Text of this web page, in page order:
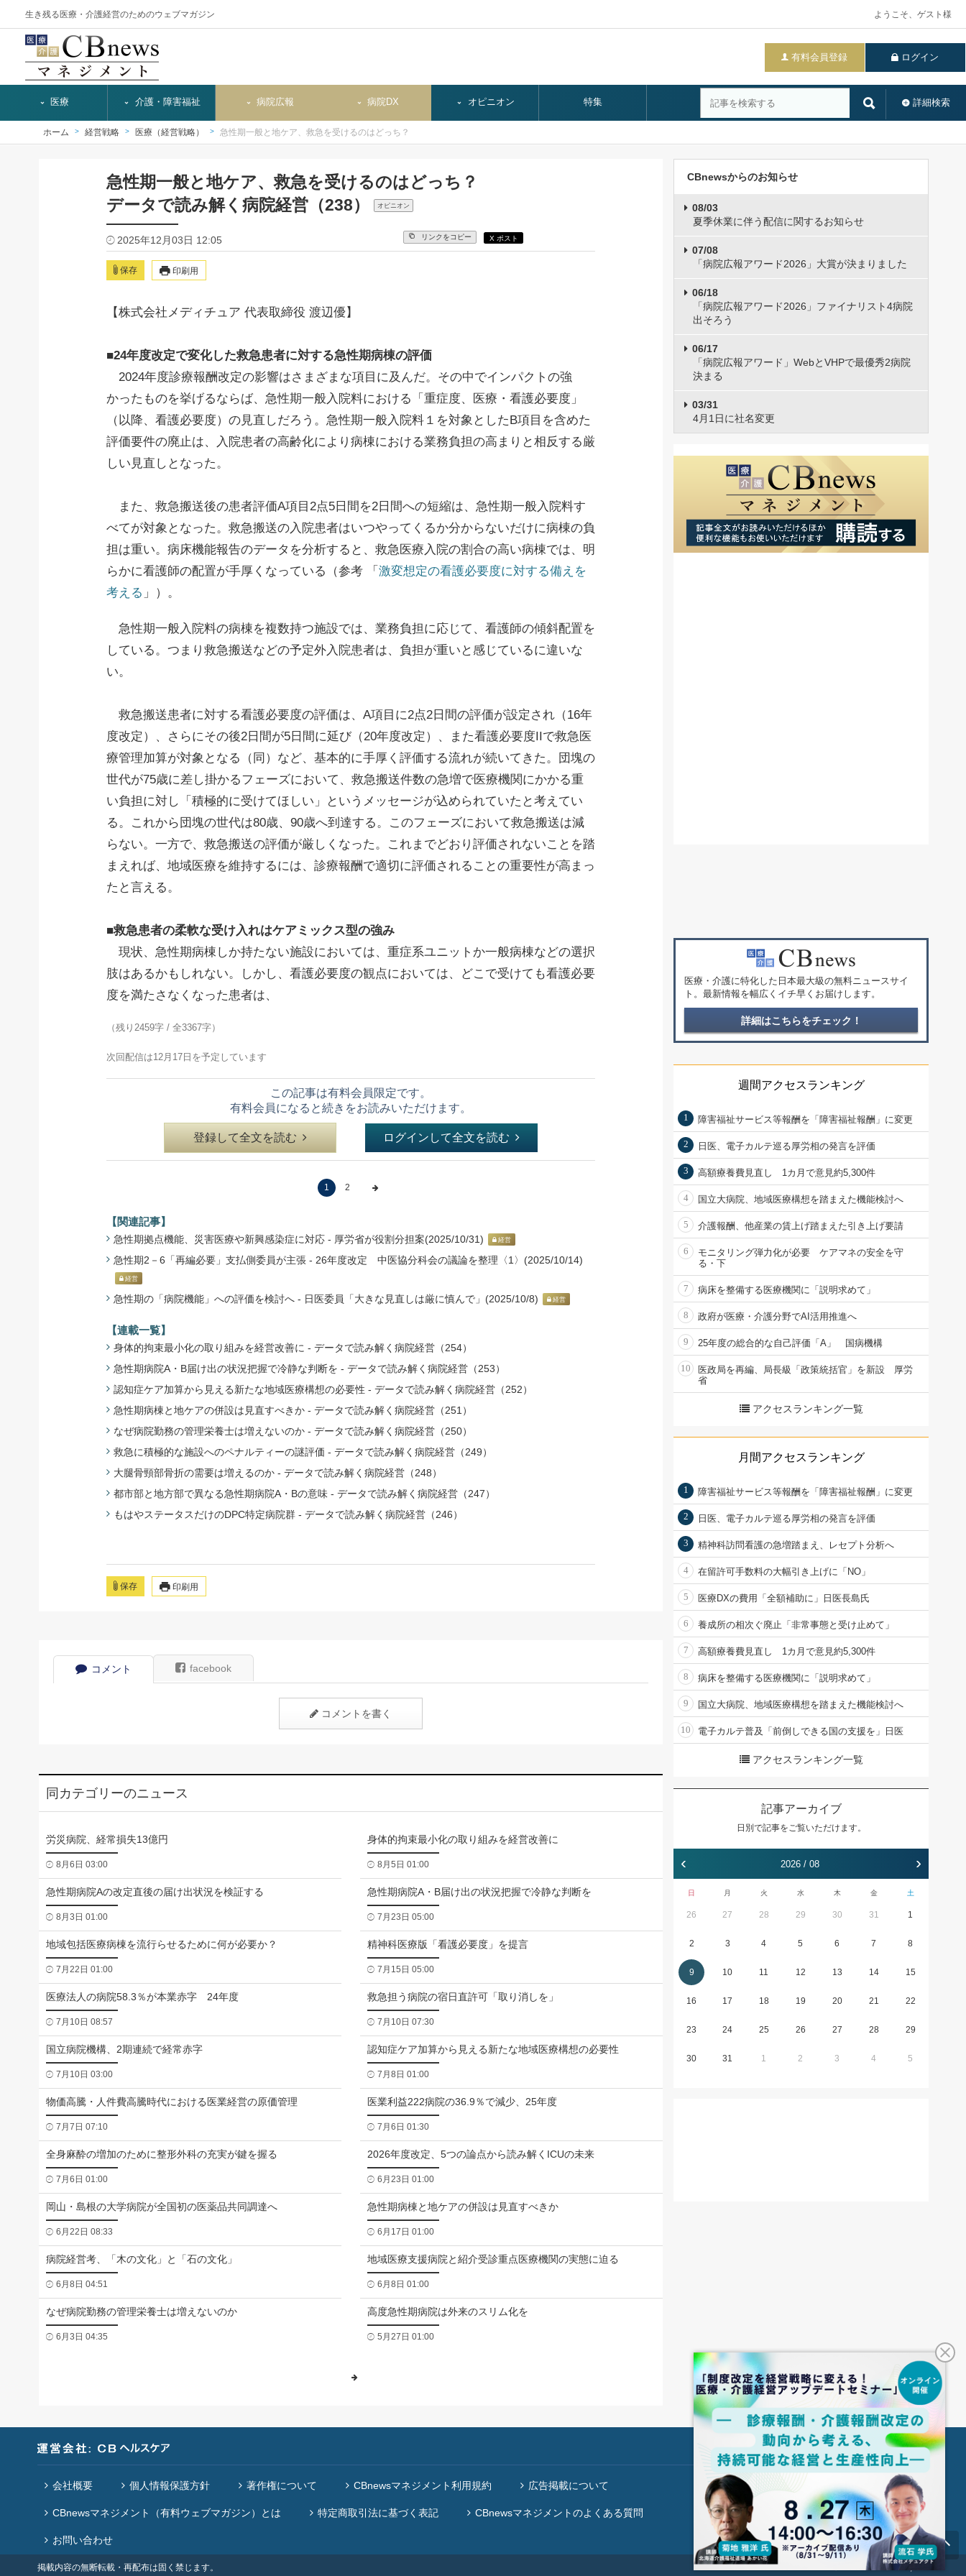
生き残る医療・介護経営のためのウェブマガジン ようこそ、ゲスト様
有料会員登録 ログイン
詳細検索
医療 介護・障害福祉 病院広報 病院DX オピニオン 特集
ホーム 経営戦略 医療（経営戦略） 急性期一般と地ケア、救急を受けるのはどっち？
急性期一般と地ケア、救急を受けるのはどっち？
データで読み解く病院経営（238）
オピニオン
2025年12月03日 12:05 リンクをコピー X ポスト
保存 印刷用
【株式会社メディチュア 代表取締役 渡辺優】
■24年度改定で変化した救急患者に対する急性期病棟の評価
2024年度診療報酬改定の影響はさまざまな項目に及んだ。その中でインパクトの強
かったものを挙げるならば、急性期一般入院料における「重症度、医療・看護必要度」
（以降、看護必要度）の見直しだろう。急性期一般入院料１を対象としたB項目を含めた
評価要件の廃止は、入院患者の高齢化により病棟における業務負担の高まりと相反する厳
しい見直しとなった。
また、救急搬送後の患者評価A項目2点5日間を2日間への短縮は、急性期一般入院料す
べてが対象となった。救急搬送の入院患者はいつやってくるか分からないだけに病棟の負
担は重い。病床機能報告のデータを分析すると、救急医療入院の割合の高い病棟では、明
らかに看護師の配置が手厚くなっている（参考 「 激変想定の看護必要度に対する備えを
考える 」） 。
急性期一般入院料の病棟を複数持つ施設では、業務負担に応じて、看護師の傾斜配置を
している。つまり救急搬送などの予定外入院患者は、負担が重いと感じているに違いな
い。
救急搬送患者に対する看護必要度の評価は、A項目に2点2日間の評価が設定され（16年
度改定）、さらにその後2日間が5日間に延び（20年度改定）、また看護必要度IIで救急医
療管理加算が対象となる（同）など、基本的に手厚く評価する流れが続いてきた。団塊の
世代が75歳に差し掛かるフェーズにおいて、救急搬送件数の急増で医療機関にかかる重
い負担に対し「積極的に受けてほしい」というメッセージが込められていたと考えてい
る。これから団塊の世代は80歳、90歳へ到達する。このフェーズにおいて救急搬送は減
らない。一方で、救急搬送の評価が厳しくなった。これまでどおり評価されないことを踏
まえれば、地域医療を維持するには、診療報酬で適切に評価されることの重要性が高まっ
たと言える。
■救急患者の柔軟な受け入れはケアミックス型の強み
現状、急性期病棟しか持たない施設においては、重症系ユニットか一般病棟などの選択
肢はあるかもしれない。しかし、看護必要度の観点においては、どこで受けても看護必要
度を満たさなくなった患者は、
（残り2459字 / 全3367字）
次回配信は12月17日を予定しています
この記事は有料会員限定です。
有料会員になると続きをお読みいただけます。
登録して全文を読む ログインして全文を読む
1 2
【関連記事】
急性期拠点機能、災害医療や新興感染症に対応 - 厚労省が役割分担案(2025/10/31) 経営
急性期2－6「再編必要」支払側委員が主張 - 26年度改定 中医協分科会の議論を整理〈1〉(2025/10/14)
経営
急性期の「病院機能」への評価を検討へ - 日医委員「大きな見直しは厳に慎んで」(2025/10/8) 経営
【連載一覧】
身体的拘束最小化の取り組みを経営改善に - データで読み解く病院経営（254）
急性期病院A・B届け出の状況把握で冷静な判断を - データで読み解く病院経営（253）
認知症ケア加算から見える新たな地域医療構想の必要性 - データで読み解く病院経営（252）
急性期病棟と地ケアの併設は見直すべきか - データで読み解く病院経営（251）
なぜ病院勤務の管理栄養士は増えないのか - データで読み解く病院経営（250）
救急に積極的な施設へのペナルティーの謎評価 - データで読み解く病院経営（249）
大腿骨頸部骨折の需要は増えるのか - データで読み解く病院経営（248）
都市部と地方部で異なる急性期病院A・Bの意味 - データで読み解く病院経営（247）
もはやステータスだけのDPC特定病院群 - データで読み解く病院経営（246）
保存 印刷用
コメント facebook
コメントを書く
同カテゴリーのニュース
労災病院、経常損失13億円
8月6日 03:00
身体的拘束最小化の取り組みを経営改善に
8月5日 01:00
急性期病院Aの改定直後の届け出状況を検証する
8月3日 01:00
急性期病院A・B届け出の状況把握で冷静な判断を
7月23日 05:00
地域包括医療病棟を流行らせるために何が必要か？
7月22日 01:00
精神科医療版「看護必要度」を提言
7月15日 05:00
医療法人の病院58.3％が本業赤字 24年度
7月10日 08:57
救急担う病院の宿日直許可「取り消しを」
7月10日 07:30
国立病院機構、2期連続で経常赤字
7月10日 03:00
認知症ケア加算から見える新たな地域医療構想の必要性
7月8日 01:00
物価高騰・人件費高騰時代における医業経営の原価管理
7月7日 07:10
医業利益222病院の36.9％で減少、25年度
7月6日 01:30
全身麻酔の増加のために整形外科の充実が鍵を握る
7月6日 01:00
2026年度改定、5つの論点から読み解くICUの未来
6月23日 01:00
岡山・島根の大学病院が全国初の医薬品共同調達へ
6月22日 08:33
急性期病棟と地ケアの併設は見直すべきか
6月17日 01:00
病院経営考、「木の文化」と「石の文化」
6月8日 04:51
地域医療支援病院と紹介受診重点医療機関の実態に迫る
6月8日 01:00
なぜ病院勤務の管理栄養士は増えないのか
6月3日 04:35
高度急性期病院は外来のスリム化を
5月27日 01:00
CBnewsからのお知らせ
08/03
夏季休業に伴う配信に関するお知らせ
07/08
「病院広報アワード2026」大賞が決まりました
06/18
「病院広報アワード2026」ファイナリスト4病院
出そろう
06/17
「病院広報アワード」WebとVHPで最優秀2病院
決まる
03/31
4月1日に社名変更
医療・介護に特化した日本最大級の無料ニュースサイ
ト。最新情報を幅広くイチ早くお届けします。
詳細はこちらをチェック！
週間アクセスランキング
1 障害福祉サービス等報酬を「障害福祉報酬」に変更
2 日医、電子カルテ巡る厚労相の発言を評価
3 高額療養費見直し 1カ月で意見約5,300件
4 国立大病院、地域医療構想を踏まえた機能検討へ
5 介護報酬、他産業の賃上げ踏まえた引き上げ要請
6
モニタリング弾力化が必要 ケアマネの安全を守
る・下
7 病床を整備する医療機関に「説明求めて」
8 政府が医療・介護分野でAI活用推進へ
9 25年度の総合的な自己評価「A」 国病機構
10
医政局を再編、局長級「政策統括官」を新設 厚労
省
アクセスランキング一覧
月間アクセスランキング
1 障害福祉サービス等報酬を「障害福祉報酬」に変更
2 日医、電子カルテ巡る厚労相の発言を評価
3 精神科訪問看護の急増踏まえ、レセプト分析へ
4 在留許可手数料の大幅引き上げに「NO」
5 医療DXの費用「全額補助に」日医長島氏
6 養成所の相次ぐ廃止「非常事態と受け止めて」
7 高額療養費見直し 1カ月で意見約5,300件
8 病床を整備する医療機関に「説明求めて」
9 国立大病院、地域医療構想を踏まえた機能検討へ
10 電子カルテ普及「前倒しできる国の支援を」日医
アクセスランキング一覧
記事アーカイブ
日別で記事をご覧いただけます。
‹ 2026 / 08 ›
日 月 火 水 木 金 土
26 27 28 29 30 31 1
2 3 4 5 6 7 8
9 10 11 12 13 14 15
16 17 18 19 20 21 22
23 24 25 26 27 28 29
30 31 1 2 3 4 5
会社概要 個人情報保護方針 著作権について CBnewsマネジメント利用規約 広告掲載について
CBnewsマネジメント（有料ウェブマガジン）とは 特定商取引法に基づく表記 CBnewsマネジメントのよくある質問
お問い合わせ
掲載内容の無断転載・再配布は固く禁じます。 © ＣＢ Healthcare Co., Ltd.